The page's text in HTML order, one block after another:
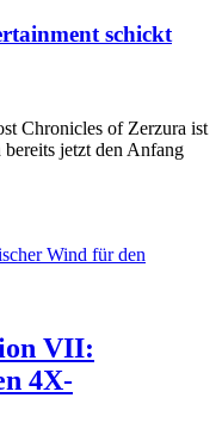
schickt
Chronicles of Zerzura ist
jetzt den Anfang
VII:
4X-